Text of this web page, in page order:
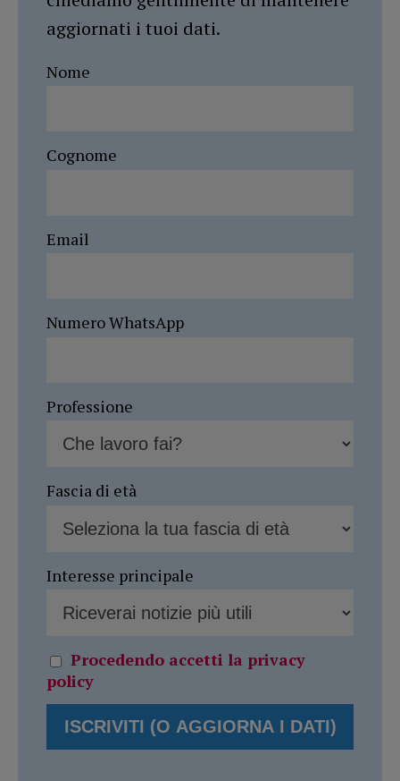
aggiornati i tuoi dati.
Nome
Cognome
Email
Numero WhatsApp
Professione
Fascia di età
Interesse principale
Procedendo accetti la privacy
policy